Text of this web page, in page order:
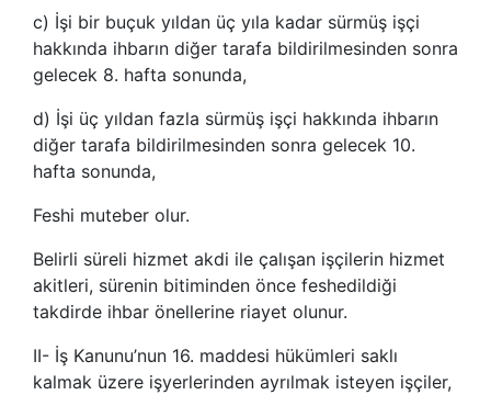
c) İşi bir buçuk yıldan üç yıla kadar sürmüş işçi
hakkında ihbarın diğer tarafa bildirilmesinden sonra
gelecek 8. hafta sonunda,
d) İşi üç yıldan fazla sürmüş işçi hakkında ihbarın
diğer tarafa bildirilmesinden sonra gelecek 10.
hafta sonunda,
Feshi muteber olur.
Belirli süreli hizmet akdi ile çalışan işçilerin hizmet
akitleri, sürenin bitiminden önce feshedildiği
takdirde ihbar önellerine riayet olunur.
II- İş Kanunu’nun 16. maddesi hükümleri saklı
kalmak üzere işyerlerinden ayrılmak isteyen işçiler,